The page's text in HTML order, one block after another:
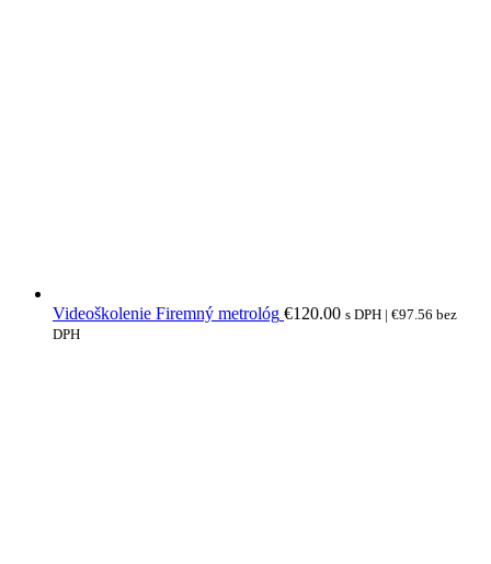
Videoškolenie Firemný metrológ €120.00 s DPH | €97.56 bez
DPH